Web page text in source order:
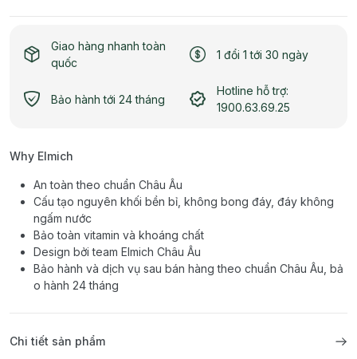
Giao hàng nhanh toàn
quốc
1 đổi 1 tới 30 ngày
Bảo hành tới 24 tháng
Hotline hỗ trợ:
1900.63.69.25
Why Elmich
An toàn theo chuẩn Châu Âu
Cấu tạo nguyên khối bền bỉ, không bong đáy, đáy không
ngấm nước
Bảo toàn vitamin và khoáng chất
Design bởi team Elmich Châu Âu
Bảo hành và dịch vụ sau bán hàng theo chuẩn Châu Âu, bả
o hành 24 tháng
Chi tiết sản phẩm